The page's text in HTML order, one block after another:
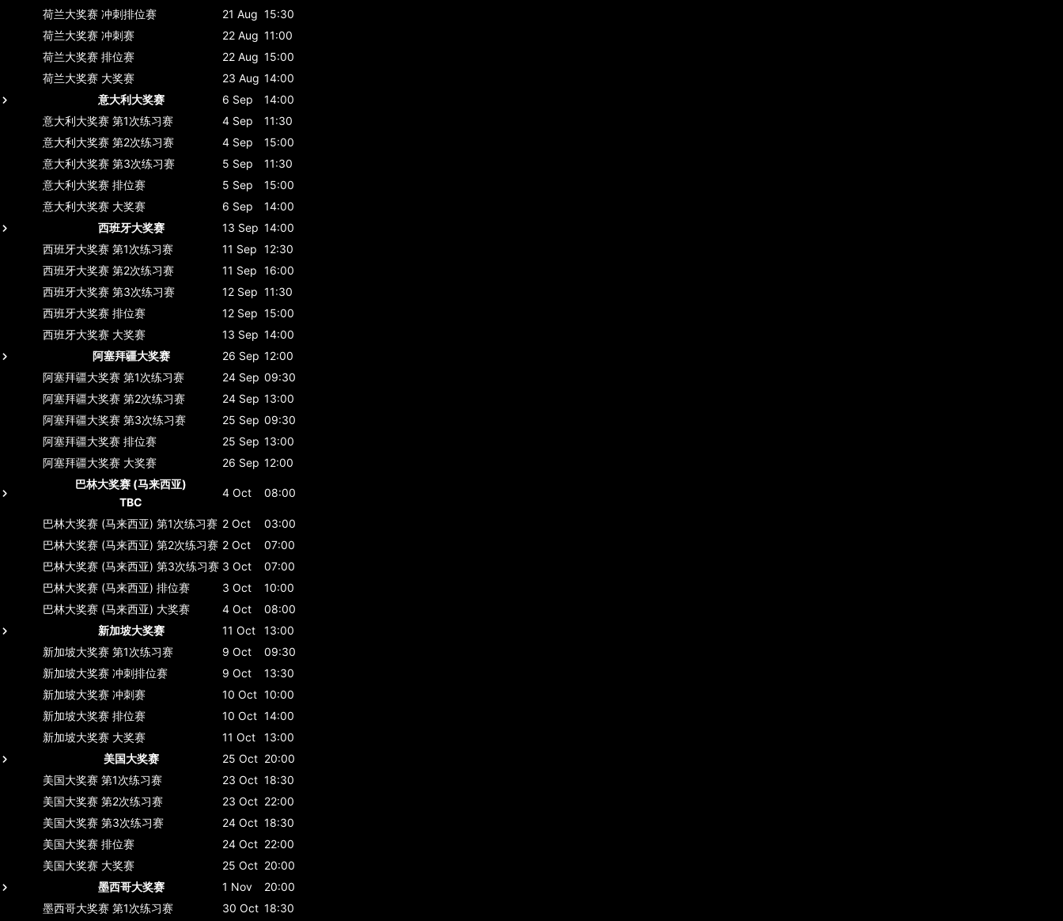
荷兰大奖赛 冲刺排位赛 21 Aug 15:30
荷兰大奖赛 冲刺赛 22 Aug 11:00
荷兰大奖赛 排位赛 22 Aug 15:00
荷兰大奖赛 大奖赛 23 Aug 14:00
意大利大奖赛
6 Sep
14:00
意大利大奖赛 第1次练习赛 4 Sep
11:30
意大利大奖赛 第2次练习赛 4 Sep
15:00
意大利大奖赛 第3次练习赛 5 Sep
11:30
意大利大奖赛 排位赛 5 Sep
15:00
意大利大奖赛 大奖赛 6 Sep
14:00
西班牙大奖赛
13 Sep 14:00
西班牙大奖赛 第1次练习赛 11 Sep 12:30
西班牙大奖赛 第2次练习赛 11 Sep 16:00
西班牙大奖赛 第3次练习赛 12 Sep 11:30
西班牙大奖赛 排位赛 12 Sep 15:00
西班牙大奖赛 大奖赛 13 Sep 14:00
阿塞拜疆大奖赛
26 Sep 12:00
阿塞拜疆大奖赛 第1次练习赛 24 Sep 09:30
阿塞拜疆大奖赛 第2次练习赛 24 Sep 13:00
阿塞拜疆大奖赛 第3次练习赛 25 Sep 09:30
阿塞拜疆大奖赛 排位赛 25 Sep 13:00
阿塞拜疆大奖赛 大奖赛 26 Sep 12:00
巴林大奖赛 (马来西亚)
TBC
4 Oct 08:00
巴林大奖赛 (马来西亚) 第1次练习赛 2 Oct
03:00
巴林大奖赛 (马来西亚) 第2次练习赛 2 Oct
07:00
巴林大奖赛 (马来西亚) 第3次练习赛 3 Oct
07:00
巴林大奖赛 (马来西亚) 排位赛 3 Oct
10:00
巴林大奖赛 (马来西亚) 大奖赛 4 Oct
08:00
新加坡大奖赛
11 Oct
13:00
新加坡大奖赛 第1次练习赛 9 Oct
09:30
新加坡大奖赛 冲刺排位赛 9 Oct
13:30
新加坡大奖赛 冲刺赛 10 Oct 10:00
新加坡大奖赛 排位赛 10 Oct 14:00
新加坡大奖赛 大奖赛 11 Oct
13:00
美国大奖赛
25 Oct 20:00
美国大奖赛 第1次练习赛 23 Oct 18:30
美国大奖赛 第2次练习赛 23 Oct 22:00
美国大奖赛 第3次练习赛 24 Oct 18:30
美国大奖赛 排位赛 24 Oct 22:00
美国大奖赛 大奖赛 25 Oct 20:00
墨西哥大奖赛
1 Nov
20:00
墨西哥大奖赛 第1次练习赛 30 Oct 18:30